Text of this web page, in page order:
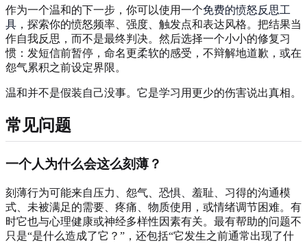
作为一个温和的下一步，你可以使用一个免费的愤怒反思工
具 ，探索你的愤怒频率、强度、触发点和表达风格。把结果当
作自我反思，而不是最终判决。然后选择一个小小的修复习
惯：发短信前暂停，命名更柔软的感受，不辩解地道歉，或在
怨气累积之前设定界限。
温和并不是假装自己没事。它是学习用更少的伤害说出真相。
常见问题
一个人为什么会这么刻薄？
刻薄行为可能来自压力、怨气、恐惧、羞耻、习得的沟通模
式、未被满足的需要、疼痛、物质使用，或情绪调节困难。有
时它也与心理健康或神经多样性因素有关。最有帮助的问题不
只是“是什么造成了它？”，还包括“它发生之前通常出现了什